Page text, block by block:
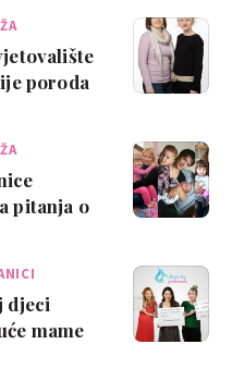
poroda
pitanja o
djeci
mame